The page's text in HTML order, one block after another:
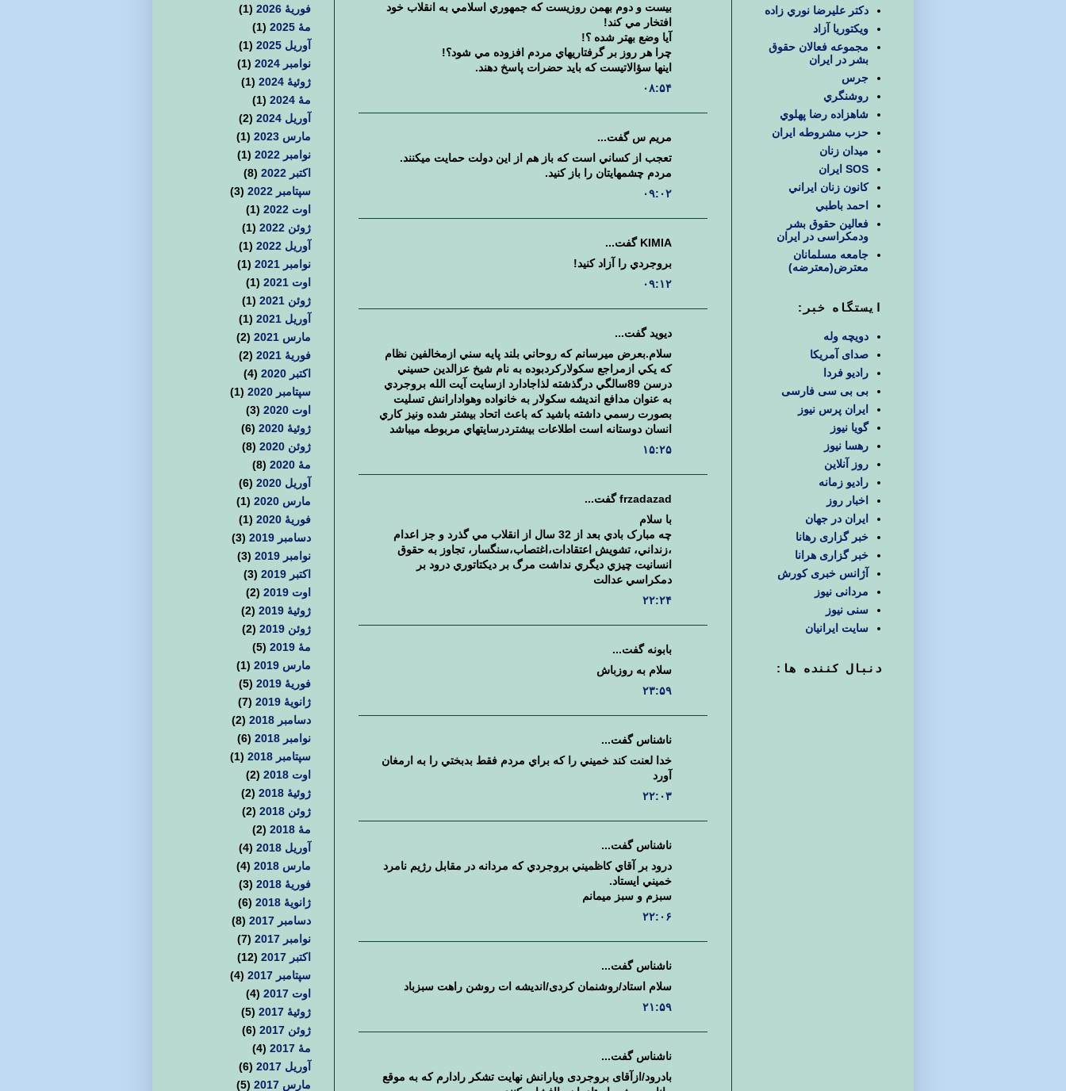
بيست و دوم بهمن روزيست كه جمهوري اسلامي به انقلاب خود
افتخار مي كند!
آيا وضع بهتر شده ؟!
چرا هر روز بر گرفتاريهاي مردم افزوده مي شود؟!
اينها سؤالاتيست كه بايد حضرات پاسخ دهند.
۰۸:۵۴
مريم س گفت...
تعجب از كساني است كه باز هم از اين دولت حمايت ميكنند.
مردم چشمهايتان را باز كنيد.
۰۹:۰۲
KIMIA گفت...
بروجردي را آزاد كنيد!
۰۹:۱۲
ديويد گفت...
سلام.بعرض ميرسانم كه روحاني بلند پايه سني ازمخالفين نظام
كه يكي ازمراجع سكولاركردبوده به نام شيخ عزالدين حسيني
درسن 89سالگي درگذشته لذاجادارد ازسايت آيت الله بروجردي
به عنوان مدافع انديشه سكولار به خانواده وهوادارانش تسليت
بصورت رسمي داشته باشيد كه باعث اتحاد بيشتر شده ونيز كاري
انسان دوستانه است اطلاعات بيشتردرسايتهاي مربوطه ميباشد
۱۵:۲۵
frzadazad گفت...
با سلام
چه مبارک بادي بعد از 32 سال از انقلاب مي گذرد و جز اعدام
،زنداني، تشويش اعتقادات،اغتصاب،سنگسار، تجاوز به حقوق
انسانيت چيزي ديگري نداشت مرگ بر ديکتاتوري درود بر
دمکراسي عدالت
۲۲:۲۴
بابونه گفت...
سلام به روزباش
۲۳:۵۹
ناشناس گفت...
خدا لعنت کند خميني را که براي مردم فقط بدبختي را به ارمغان
آورد
۲۲:۰۳
ناشناس گفت...
درود بر آقاي کاظميني بروجردي که مردانه در مقابل رژيم نامرد
خميني ايستاد.
سبزم و سبز ميمانم
۲۲:۰۶
ناشناس گفت...
سلام استاد/روشنمان کردی/اندیشه ات روشن راهت سبزباد
۲۱:۵۹
ناشناس گفت...
بادرود/ازآقای بروجردی ویارانش نهایت تشکر رادارم که به موقع
فوریهٔ 2026
(1)
مهٔ 2025
(1)
آوریل 2025
(1)
نوامبر 2024
(1)
ژوئیهٔ 2024
(1)
مهٔ 2024
(1)
آوریل 2024
(2)
مارس 2023
(1)
نوامبر 2022
(1)
اکتبر 2022
(8)
سپتامبر 2022
(3)
اوت 2022
(1)
ژوئن 2022
(1)
آوریل 2022
(1)
نوامبر 2021
(1)
اوت 2021
(1)
ژوئن 2021
(1)
آوریل 2021
(1)
مارس 2021
(2)
فوریهٔ 2021
(2)
اکتبر 2020
(4)
سپتامبر 2020
(1)
اوت 2020
(3)
ژوئیهٔ 2020
(6)
ژوئن 2020
(8)
مهٔ 2020
(8)
آوریل 2020
(6)
مارس 2020
(1)
فوریهٔ 2020
(1)
دسامبر 2019
(3)
نوامبر 2019
(3)
اکتبر 2019
(3)
اوت 2019
(2)
ژوئیهٔ 2019
(2)
ژوئن 2019
(2)
مهٔ 2019
(5)
مارس 2019
(1)
فوریهٔ 2019
(5)
ژانویهٔ 2019
(7)
دسامبر 2018
(2)
نوامبر 2018
(6)
سپتامبر 2018
(1)
اوت 2018
(2)
ژوئیهٔ 2018
(2)
ژوئن 2018
(2)
مهٔ 2018
(2)
آوریل 2018
(4)
مارس 2018
(4)
فوریهٔ 2018
(3)
ژانویهٔ 2018
(6)
دسامبر 2017
(8)
نوامبر 2017
(7)
اکتبر 2017
(12)
سپتامبر 2017
(4)
اوت 2017
(4)
ژوئیهٔ 2017
(5)
ژوئن 2017
(6)
مهٔ 2017
(4)
آوریل 2017
(6)
مارس 2017
(5)
دكتر عليرضا نوري زاده
ويكتوريا آزاد
مجموعه فعالان حقوق
بشر در ایران
جرس
روشنگري
شاهزاده رضا پهلوي
حزب مشروطه ايران
ميدان زنان
SOS ایران
كانون زنان ايراني
احمد باطبي
فعالین حقوق بشر
ودمکراسی در ایران
جامعه مسلمانان
معترض(معترضه)
ایستگاه خبر:
دویچه وله
صدای آمریکا
رادیو فردا
بی بی سی فارسی
ایران پرس نیوز
گویا نیوز
رهسا نیوز
روز آنلاین
رادیو زمانه
اخبار روز
ایران در جهان
خبر گزاری رهانا
خبر گزاری هرانا
آژانس خبری کورش
مردانی نیوز
سنی نیوز
سایت ایرانیان
دنبال كننده ها: